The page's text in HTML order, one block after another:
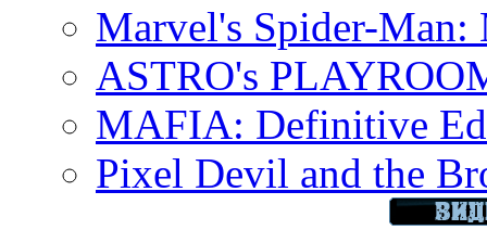
Marvel's Spider-Man:
ASTRO's
MAFIA: Definitive
Pixel Devil and the